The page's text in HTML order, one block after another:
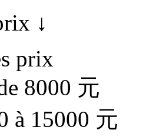
↓
prix
8000 元
à 15000 元